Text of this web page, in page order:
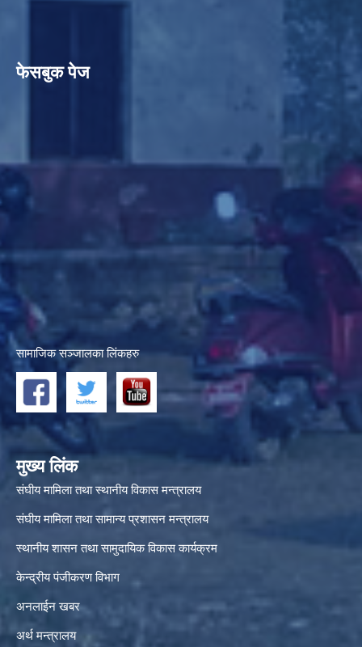
फेसबुक पेज
सामाजिक सञ्जालका लिंकहरु
मुख्य लिंक
संघीय मामिला तथा स्थानीय विकास मन्त्रालय
संघीय मामिला तथा सामान्य प्रशासन मन्त्रालय
स्थानीय शासन तथा सामुदायिक विकास कार्यक्रम
केन्द्रीय पंजीकरण विभाग
अनलाईन खबर
अर्थ मन्त्रालय